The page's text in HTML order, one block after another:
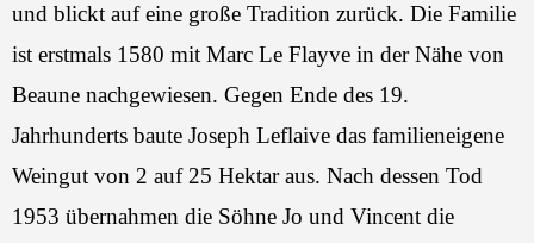
und blickt auf eine große Tradition zurück. Die Familie
ist erstmals 1580 mit Marc Le Flayve in der Nähe von
Beaune nachgewiesen. Gegen Ende des 19.
Jahrhunderts baute Joseph Leflaive das familieneigene
Weingut von 2 auf 25 Hektar aus. Nach dessen Tod
1953 übernahmen die Söhne Jo und Vincent die